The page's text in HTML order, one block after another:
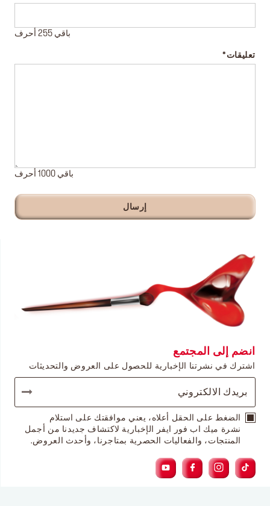
باقي 255 أحرف
تعليقات
باقي 1000 أحرف
إرسال
انضم إلى المجتمع
اشترك في نشرتنا الإخبارية للحصول على العروض والتحديثات
الضغط على الحقل أعلاه، يعني موافقتك على استلام
نشرة ميك اب فور ايفر الإخبارية لاكتشاف جديدنا من أجمل
المنتجات، والفعاليات الحصرية بمتاجرنا، وأحدث العروض.